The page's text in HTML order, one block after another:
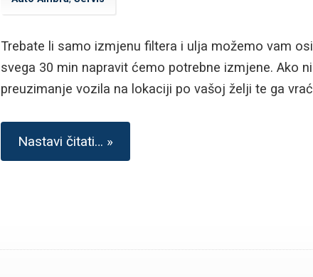
Trebate li samo izmjenu filtera i ulja možemo vam
svega 30 min napravit ćemo potrebne izmjene. Ako
preuzimanje vozila na lokaciji po vašoj želji te ga
Nastavi čitati… »